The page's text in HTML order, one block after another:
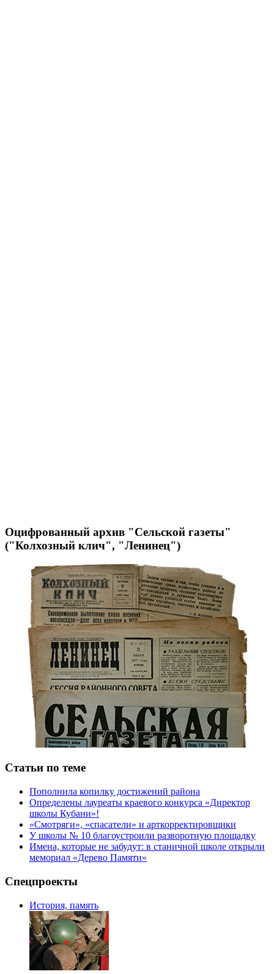
Оцифрованный архив "Сельской газеты"
("Колхозный клич", "Ленинец")
Статьи по теме
Пополнила копилку достижений района
Определены лауреаты краевого конкурса «Директор
школы Кубани»!
«Смотряги», «спасатели» и арткорректировщики
У школы № 10 благоустроили разворотную площадку
Имена, которые не забудут: в станичной школе открыли
мемориал «Дерево Памяти»
Спецпроекты
История, память